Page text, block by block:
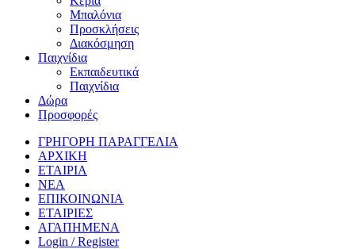
Μπαλόνια
Προσκλήσεις
Διακόσμηση
Παιχνίδια
Εκπαιδευτικά
Παιχνίδια
Δώρα
Προσφορές
ΓΡΗΓΟΡΗ ΠΑΡΑΓΓΕΛΙΑ
ΑΡΧΙΚΗ
ΕΤΑΙΡΙΑ
ΝΕΑ
ΕΠΙΚΟΙΝΩΝΙΑ
ΕΤΑΙΡΙΕΣ
ΑΓΑΠΗΜΕΝΑ
Login / Register